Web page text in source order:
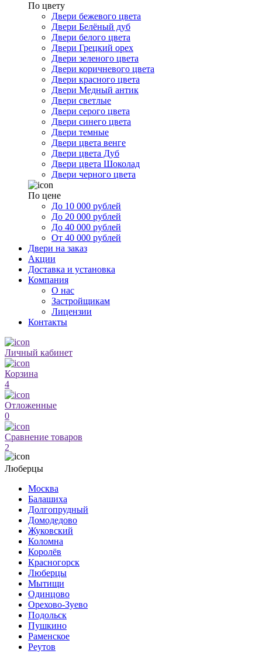
По цвету
Двери бежевого цвета
Двери Белёный дуб
Двери белого цвета
Двери Грецкий орех
Двери зеленого цвета
Двери коричневого цвета
Двери красного цвета
Двери Медный антик
Двери светлые
Двери серого цвета
Двери синего цвета
Двери темные
Двери цвета венге
Двери цвета Дуб
Двери цвета Шоколад
Двери черного цвета
По цене
До 10 000 рублей
До 20 000 рублей
До 40 000 рублей
От 40 000 рублей
Двери на заказ
Акции
Доставка и установка
Компания
О нас
Застройщикам
Лицензии
Контакты
Личный кабинет
Корзина
4
Отложенные
0
Сравнение товаров
2
Люберцы
Москва
Балашиха
Долгопрудный
Домодедово
Жуковский
Коломна
Королёв
Красногорск
Люберцы
Мытищи
Одинцово
Орехово-Зуево
Подольск
Пушкино
Раменское
Реутов